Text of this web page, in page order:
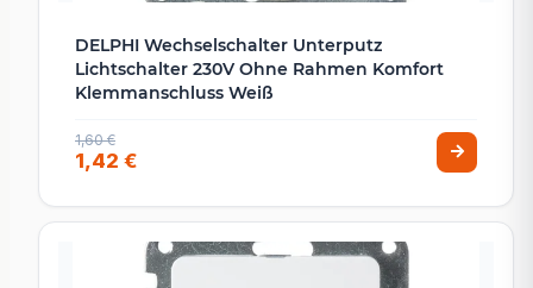
DELPHI Wechselschalter Unterputz
Lichtschalter 230V Ohne Rahmen Komfort
Klemmanschluss Weiß
1,60 €
1,42 €